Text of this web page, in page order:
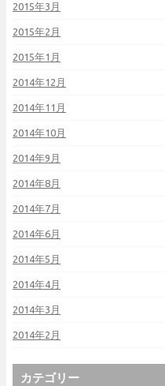
2015年3月
2015年2月
2015年1月
2014年12月
2014年11月
2014年10月
2014年9月
2014年8月
2014年7月
2014年6月
2014年5月
2014年4月
2014年3月
2014年2月
カテゴリー